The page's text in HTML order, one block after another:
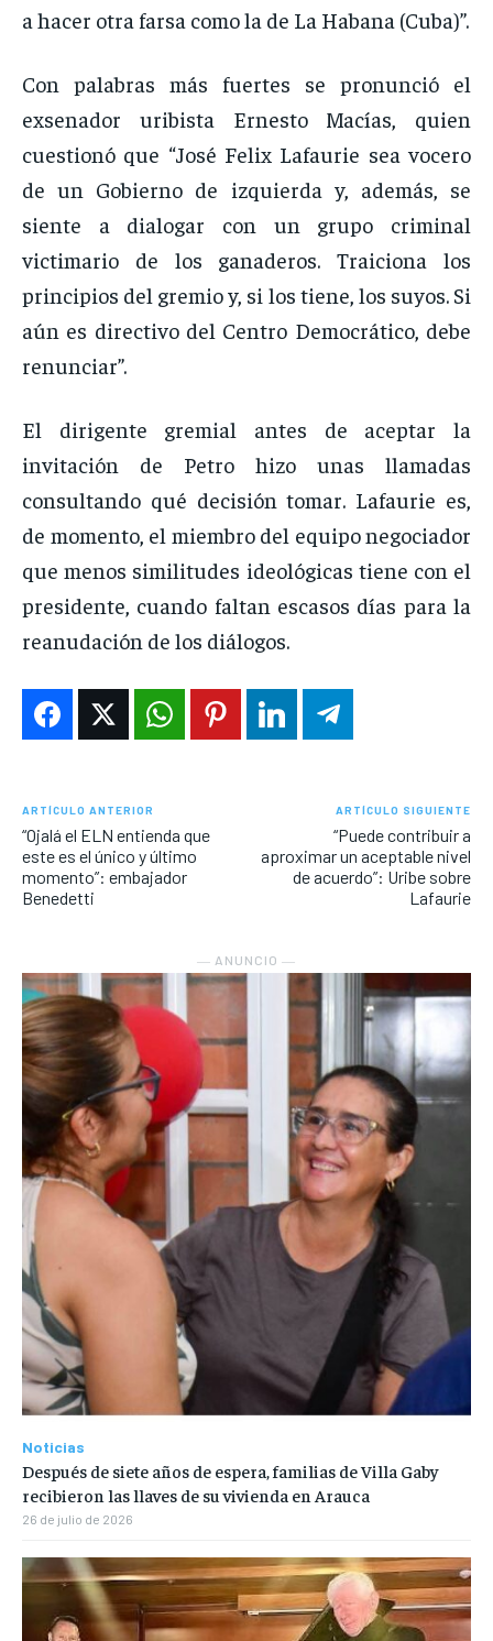
a hacer otra farsa como la de La Habana (Cuba)”.
Con palabras más fuertes se pronunció el
exsenador uribista Ernesto Macías, quien
cuestionó que “José Felix Lafaurie sea vocero
de un Gobierno de izquierda y, además, se
siente a dialogar con un grupo criminal
victimario de los ganaderos. Traiciona los
principios del gremio y, si los tiene, los suyos. Si
aún es directivo del Centro Democrático, debe
renunciar”.
El dirigente gremial antes de aceptar la
invitación de Petro hizo unas llamadas
consultando qué decisión tomar. Lafaurie es,
de momento, el miembro del equipo negociador
que menos similitudes ideológicas tiene con el
presidente, cuando faltan escasos días para la
reanudación de los diálogos.
ARTÍCULO ANTERIOR
“Ojalá el ELN entienda que
este es el único y último
momento”: embajador
Benedetti
ARTÍCULO SIGUIENTE
“Puede contribuir a
aproximar un aceptable nivel
de acuerdo”: Uribe sobre
Lafaurie
― ANUNCIO ―
Noticias
Después de siete años de espera, familias de Villa Gaby
recibieron las llaves de su vivienda en Arauca
26 de julio de 2026